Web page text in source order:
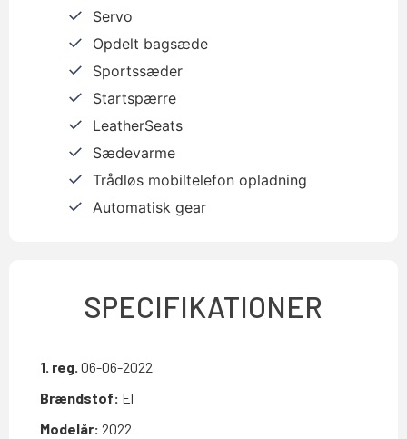
Servo
Opdelt bagsæde
Sportssæder
Startspærre
LeatherSeats
Sædevarme
Trådløs mobiltelefon opladning
Automatisk gear
SPECIFIKATIONER
1. reg. 06-06-2022
Brændstof: El
Modelår: 2022